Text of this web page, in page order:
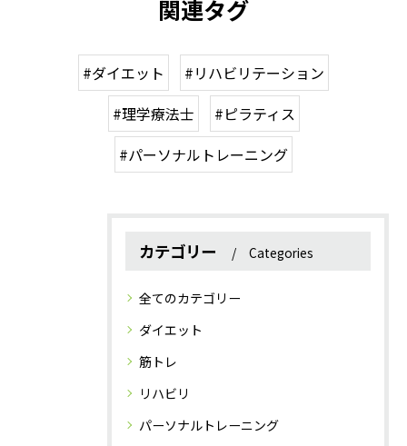
関連タグ
#ダイエット
#リハビリテーション
#理学療法士
#ピラティス
#パーソナルトレーニング
カテゴリー Categories
全てのカテゴリー
ダイエット
筋トレ
リハビリ
パーソナルトレーニング